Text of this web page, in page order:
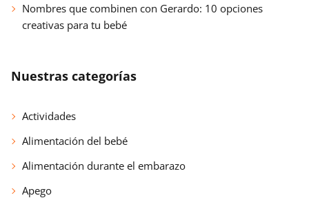
Nombres que combinen con Gerardo: 10 opciones
creativas para tu bebé
Nuestras categorías
Actividades
Alimentación del bebé
Alimentación durante el embarazo
Apego